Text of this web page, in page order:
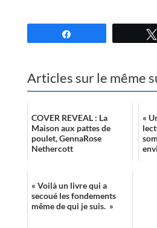
Articles sur le même
COVER REVEAL : La
Maison aux pattes de
poulet, GennaRose
Nethercott
«
« Voilà un livre qui a
secoué les fondements
même de qui je suis. »